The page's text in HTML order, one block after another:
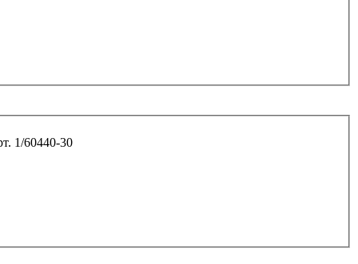
10.9 шаровой опоры "НИВА" арт. 1/60440-30